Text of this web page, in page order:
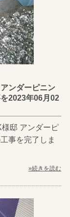
ンダーピニン
2023年06月02
邸 アンダーピ
事を完了しま
»続きを読む